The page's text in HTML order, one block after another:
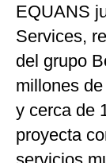
Moda
Estilos
Mundo
México
EQUANS
Services,
del grupo
millones
y cerca de
proyecta